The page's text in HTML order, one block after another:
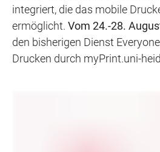
integriert, die das mobile
ermöglicht. Vom 24.-28.
den bisherigen Dienst
Drucken durch myPrint.uni-